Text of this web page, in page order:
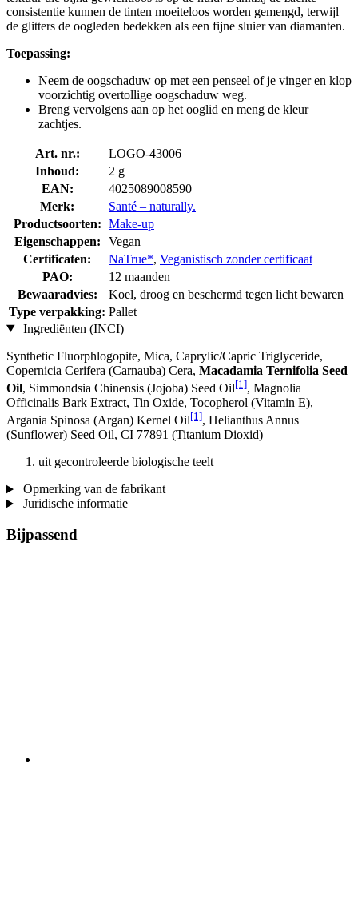
consistentie kunnen de tinten moeiteloos worden gemengd, terwijl
de glitters de oogleden bedekken als een fijne sluier van diamanten.
Toepassing:
Neem de oogschaduw op met een penseel of je vinger en klop
voorzichtig overtollige oogschaduw weg.
Breng vervolgens aan op het ooglid en meng de kleur
zachtjes.
Art. nr.:
LOGO-43006
Inhoud:
2 g
EAN:
4025089008590
Merk:
Santé – naturally.
Productsoorten: Make-up
Eigenschappen:
Vegan
Certificaten:
NaTrue*, Veganistisch zonder certificaat
PAO:
12 maanden
Bewaaradvies:
Koel, droog en beschermd tegen licht bewaren
Type verpakking: Pallet
Ingrediënten (INCI)
Synthetic Fluorphlogopite, Mica, Caprylic/Capric Triglyceride,
Copernicia Cerifera (Carnauba) Cera, Macadamia Ternifolia Seed
Oil, Simmondsia Chinensis (Jojoba) Seed Oil[1], Magnolia
Officinalis Bark Extract, Tin Oxide, Tocopherol (Vitamin E),
Argania Spinosa (Argan) Kernel Oil[1], Helianthus Annus
(Sunflower) Seed Oil, CI 77891 (Titanium Dioxid)
uit gecontroleerde biologische teelt
Opmerking van de fabrikant
Juridische informatie
Bijpassend